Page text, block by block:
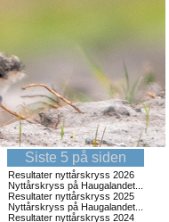
Siste 5 på siden
Resultater nyttårskryss 2026
Nyttårskryss på Haugalandet...
Resultater nyttårskryss 2025
Nyttårskryss på Haugalandet...
Resultater nyttårskryss 2024